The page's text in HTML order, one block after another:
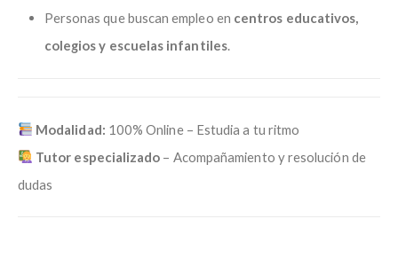
Personas que buscan empleo en centros educativos,
colegios y escuelas infantiles.
Modalidad: 100% Online – Estudia a tu ritmo
Tutor especializado – Acompañamiento y resolución de
dudas